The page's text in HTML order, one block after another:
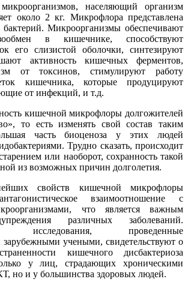
населяющий организм
около 2 кг. Микрофлора представлена
Микроорганизмы обеспечивают
в кишечнике, способствуют
его слизистой оболочки, синтезируют
активность кишечных ферментов,
от токсинов, стимулируют работу
кишечника, которые продуцируют
от инфекций, и т.д.
кишечной микрофлоры долгожителей
то есть изменять свой состав таким
часть биоценоза у этих людей
Трудно сказать, происходит
или наоборот, сохранность такой
из возможных причин долголетия.
свойств кишечной микрофлоры
взаимоотношение с
что является важным
различных заболеваний.
исследования, проведенные
зарубежными учеными, свидетельствуют о
кишечного дисбактериоза
у лиц, страдающих хроническими
но и у большинства здоровых людей.